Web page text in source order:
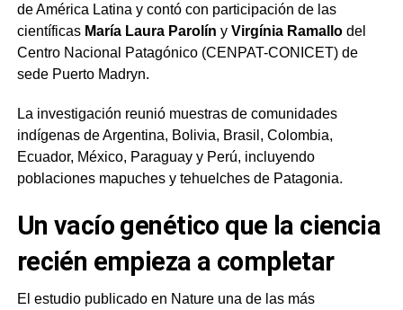
de América Latina y contó con participación de las
científicas María Laura Parolín y Virgínia Ramallodel
Centro Nacional Patagónico (CENPAT-CONICET) de
sede Puerto Madryn.
La investigación reunió muestras de comunidades
indígenas de Argentina, Bolivia, Brasil, Colombia,
Ecuador, México, Paraguay y Perú, incluyendo
poblaciones mapuches y tehuelches de Patagonia.
Un vacío genético que la ciencia
recién empieza a completar
El estudio publicado en Nature una de las más